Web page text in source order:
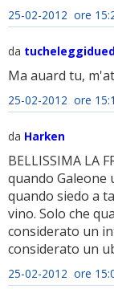
25-02-2012 ore
da
Ma auard tu,
25-02-2012 ore
da Harken
BELLISSIMA LA
quando Galeone
quando siedo a
vino. Solo che
considerato un
considerato un
25-02-2012 ore